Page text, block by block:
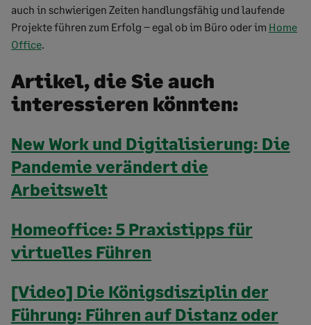
auch in schwierigen Zeiten handlungsfähig und laufende
Projekte führen zum Erfolg – egal ob im Büro oder im Home
Office.
Artikel, die Sie auch
interessieren könnten:
New Work und Digitalisierung: Die
Pandemie verändert die
Arbeitswelt
Homeoffice: 5 Praxistipps für
virtuelles Führen
[Video] Die Königsdisziplin der
Führung: Führen auf Distanz oder